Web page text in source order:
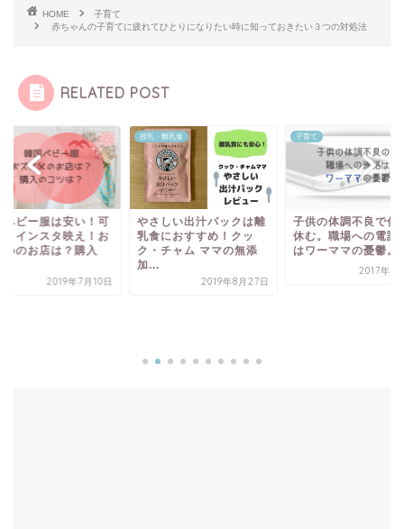
HOME
子育て
赤ちゃんの子育てに疲れてひとりになりたい時に知っておきたい３つの対処法
RELATED POST
ベビー服は安い！可
！インスタ映え！お
めのお店は？購入
2019年7月10日
授乳・離乳食
やさしい出汁パックは離
乳食におすすめ！クッ
ク・チャム ママの無添
加...
2019年8月27日
子育て
子供の体調不良で仕
休む。職場への電話
はワーママの憂鬱。
2017年10